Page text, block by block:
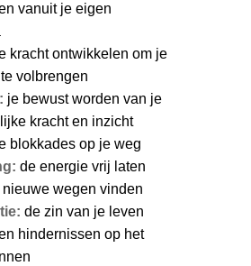
vanuit je eigen
kracht ontwikkelen om je
volbrengen
je bewust worden van je
kracht en inzicht
blokkades op je weg
de energie vrij laten
wegen vinden
de zin van je leven
hindernissen op het